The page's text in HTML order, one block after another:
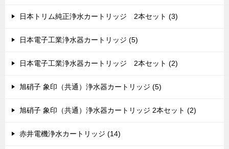
日本トリム純正浄水カートリッジ 2本セット (3)
日本電子工業浄水器カートリッジ (5)
日本電子工業浄水器カートリッジ 2本セット (2)
旭硝子 象印（共通）浄水器カートリッジ (5)
旭硝子 象印（共通）浄水器カートリッジ 2本セット (2)
赤井電機浄水カートリッジ (14)